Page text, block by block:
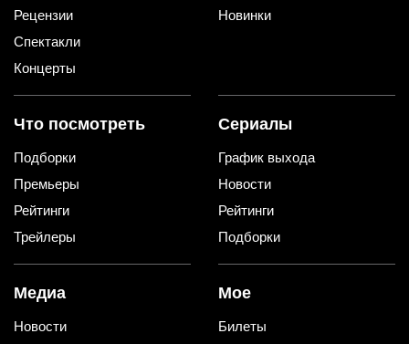
Рецензии
Спектакли
Концерты
Новинки
Что посмотреть
Подборки
Премьеры
Рейтинги
Трейлеры
Сериалы
График выхода
Новости
Рейтинги
Подборки
Медиа
Новости
Мое
Билеты